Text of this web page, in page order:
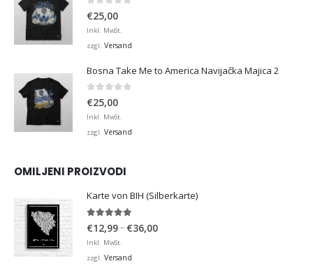
0 von 5
€25,00
Inkl. MwSt.
zzgl. Versand
Bosna Take Me to America Navijačka Majica 2
0 von 5
€25,00
Inkl. MwSt.
zzgl. Versand
OMILJENI PROIZVODI
Karte von BIH (Silberkarte)
4.92 von 5
€12,99– €36,00Preisspanne:
Inkl. MwSt.
zzgl. Versand